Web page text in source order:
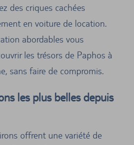
des criques cachées
en voiture de location.
abordables vous
les trésors de Paphos à
sans faire de compromis.
les plus belles depuis
offrent une variété de